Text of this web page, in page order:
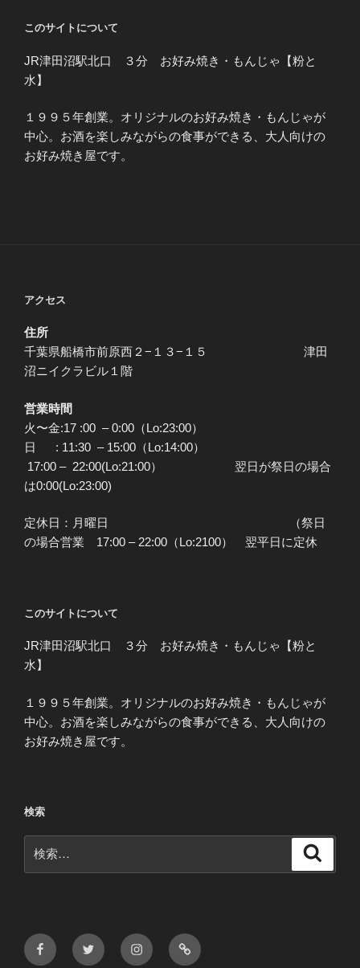
このサイトについて
JR津田沼駅北口 ３分 お好み焼き・もんじゃ【粉と
水】
１９９５年創業。オリジナルのお好み焼き・もんじゃが
中心。お酒を楽しみながらの食事ができる、大人向けの
お好み焼き屋です。
アクセス
住所
千葉県船橋市前原西２−１３−１５ 津田
沼ニイクラビル１階
営業時間
火〜金:17 :00 – 0:00（Lo:23:00）
日 : 11:30 – 15:00（Lo:14:00）
17:00 – 22:00(Lo:21:00） 翌日が祭日の場合
は0:00(Lo:23:00)
定休日：月曜日 （祭日
の場合営業 17:00 – 22:00（Lo:2100） 翌平日に定休
このサイトについて
JR津田沼駅北口 ３分 お好み焼き・もんじゃ【粉と
水】
１９９５年創業。オリジナルのお好み焼き・もんじゃが
中心。お酒を楽しみながらの食事ができる、大人向けの
お好み焼き屋です。
検索
索:
FacebookTwitter Instagram
メ
ー